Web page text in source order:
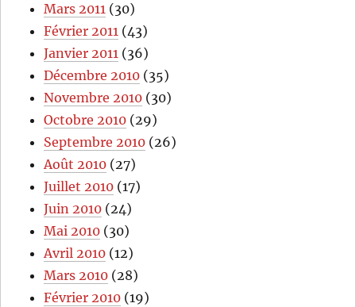
Mars 2011 (30)
Février 2011 (43)
Janvier 2011 (36)
Décembre 2010 (35)
Novembre 2010 (30)
Octobre 2010 (29)
Septembre 2010 (26)
Août 2010 (27)
Juillet 2010 (17)
Juin 2010 (24)
Mai 2010 (30)
Avril 2010 (12)
Mars 2010 (28)
Février 2010 (19)